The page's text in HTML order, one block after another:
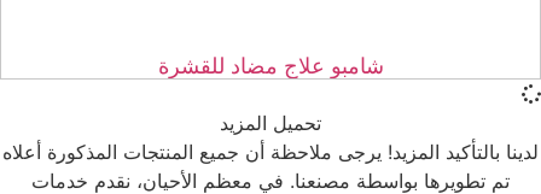
شامبو علاج مضاد للقشرة
تحميل المزيد
لدينا بالتأكيد المزيد! يرجى ملاحظة أن جميع المنتجات المذكورة أعلاه
تم تطويرها بواسطة مصنعنا. في معظم الأحيان، نقدم خدمات